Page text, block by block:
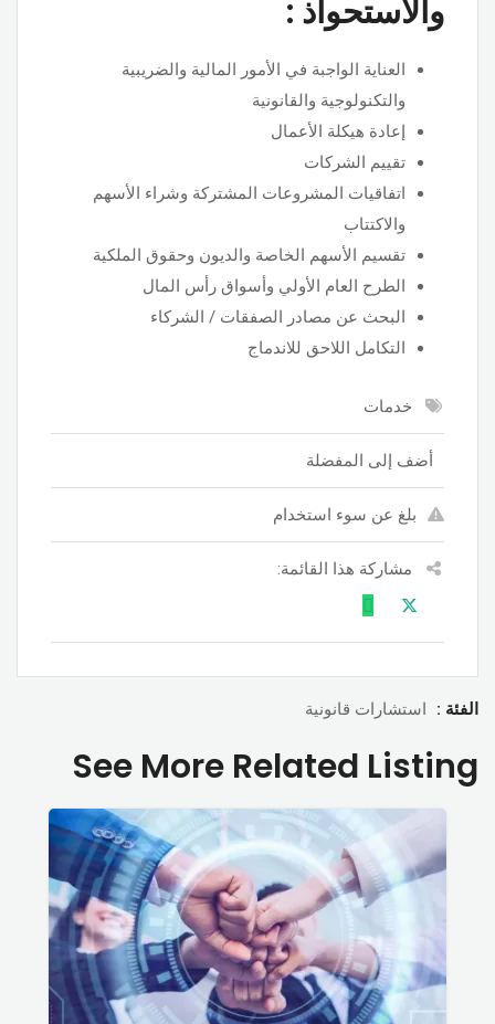
والاستحواذ :
العناية الواجبة في الأمور المالية والضريبية
والتكنولوجية والقانونية
إعادة هيكلة الأعمال
تقييم الشركات
اتفاقيات المشروعات المشتركة وشراء الأسهم
والاكتتاب
تقسيم الأسهم الخاصة والديون وحقوق الملكية
الطرح العام الأولي وأسواق رأس المال
البحث عن مصادر الصفقات / الشركاء
التكامل اللاحق للاندماج
خدمات
أضف إلى المفضلة
بلغ عن سوء استخدام
مشاركة هذا القائمة:
الفئة : استشارات قانونية
See More Related Listing